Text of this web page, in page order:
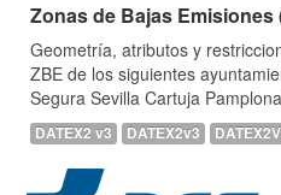
Zonas de Bajas Emisiones
Geometría, atributos y
ZBE de los siguientes
Segura Sevilla Cartuja
DATEX2 v3 DATEX2v3